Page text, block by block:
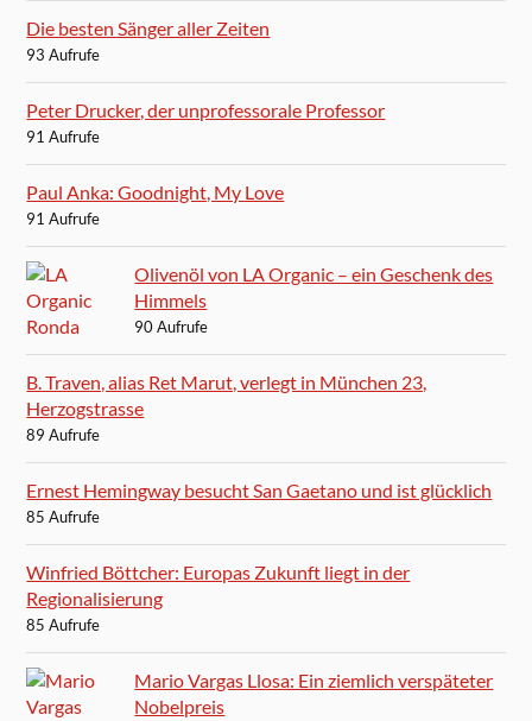
Die besten Sänger aller Zeiten
93 Aufrufe
Peter Drucker, der unprofessorale Professor
91 Aufrufe
Paul Anka: Goodnight, My Love
91 Aufrufe
Olivenöl von LA Organic – ein Geschenk des
Himmels
90 Aufrufe
B. Traven, alias Ret Marut, verlegt in München 23,
Herzogstrasse
89 Aufrufe
Ernest Hemingway besucht San Gaetano und ist glücklich
85 Aufrufe
Winfried Böttcher: Europas Zukunft liegt in der
Regionalisierung
85 Aufrufe
Mario Vargas Llosa: Ein ziemlich verspäteter
Nobelpreis